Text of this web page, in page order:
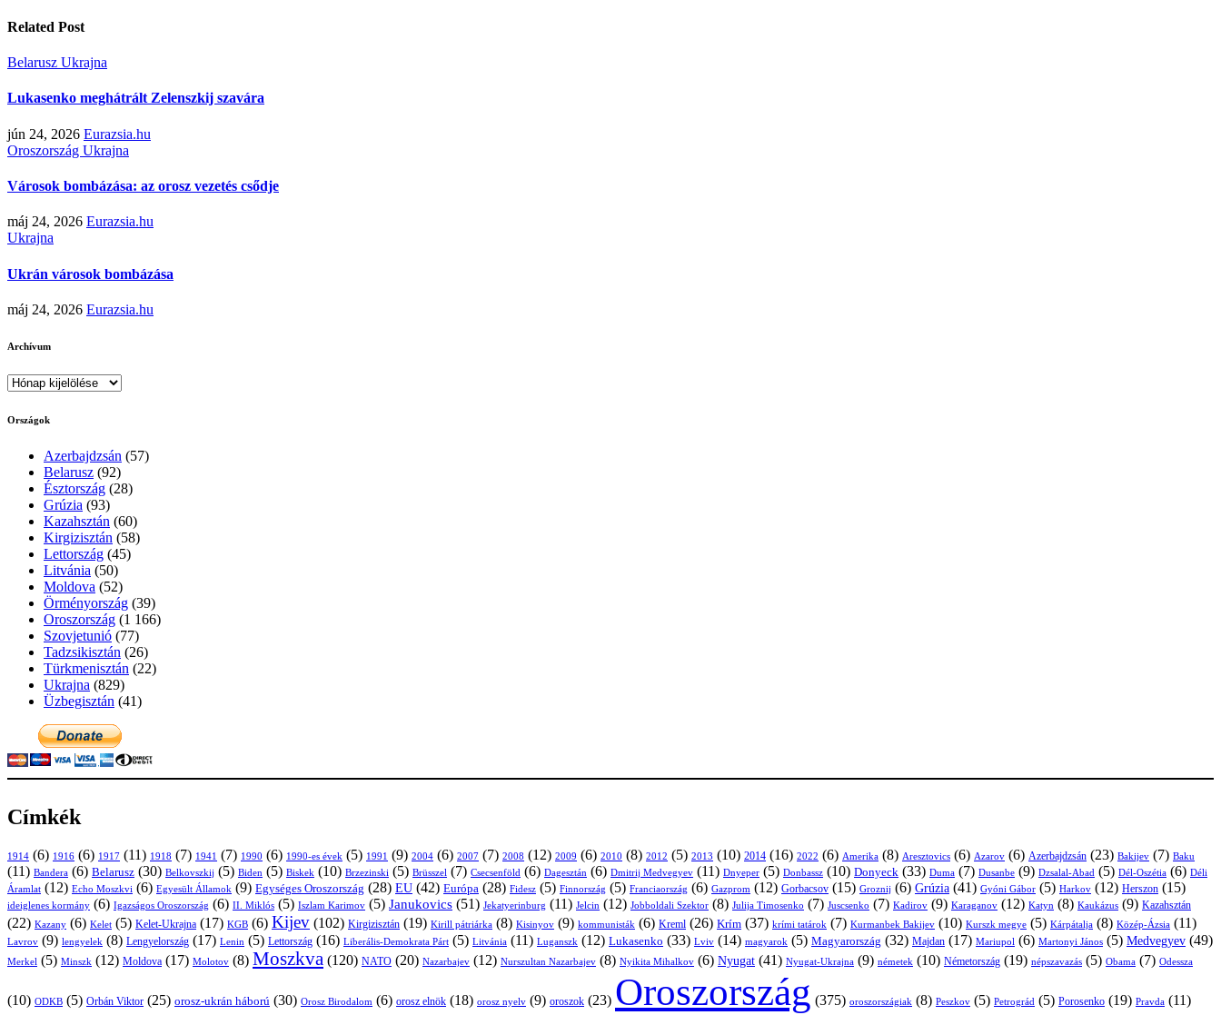
Related Post
Belarusz Ukrajna
Lukasenko meghátrált Zelenszkij szavára
jún 24, 2026 Eurazsia.hu
Oroszország Ukrajna
Városok bombázása: az orosz vezetés csődje
máj 24, 2026 Eurazsia.hu
Ukrajna
Ukrán városok bombázása
máj 24, 2026 Eurazsia.hu
Archívum
Archívum
Országok
Azerbajdzsán (57)
Belarusz (92)
Észtország (28)
Grúzia (93)
Kazahsztán (60)
Kirgizisztán (58)
Lettország (45)
Litvánia (50)
Moldova (52)
Örményország (39)
Oroszország (1 166)
Szovjetunió (77)
Tadzsikisztán (26)
Türkmenisztán (22)
Ukrajna (829)
Üzbegisztán (41)
Címkék
1914 (6) 1916 (6) 1917 (11) 1918 (7) 1941 (7) 1990 (6) 1990-es évek (5) 1991 (9) 2004 (6) 2007 (7) 2008 (12) 2009 (6) 2010 (8) 2012 (5) 2013 (10) 2014 (16) 2022 (6) Amerika (8) Aresztovics (6) Azarov (6) Azerbajdzsán (23) Bakijev (7) Baku
(11) Bandera (6) Belarusz (30) Belkovszkij (5) Biden (5) Biskek (10) Brzezinski (5) Brüsszel (7) Csecsenföld (6) Dagesztán (6) Dmitrij Medvegyev (11) Dnyeper (5) Donbassz (10) Donyeck (33) Duma (7) Dusanbe (9) Dzsalal-Abad (5) Dél-Oszétia (6) Déli
Áramlat (12) Echo Moszkvi (6) Egyesült Államok (9) Egységes Oroszország (28) EU (42) Európa (28) Fidesz (5) Finnország (5) Franciaország (6) Gazprom (12) Gorbacsov (15) Groznij (6) Grúzia (41) Gyóni Gábor (5) Harkov (12) Herszon (15)
ideiglenes kormány (6) Igazságos Oroszország (6) II. Miklós (5) Iszlam Karimov (5) Janukovics (51) Jekatyerinburg (11) Jelcin (12) Jobboldali Szektor (8) Julija Timosenko (7) Juscsenko (7) Kadirov (9) Karaganov (12) Katyn (8) Kaukázus (9) Kazahsztán
(22) Kazany (6) Kelet (5) Kelet-Ukrajna (17) KGB (6) Kijev (102) Kirgizisztán (19) Kirill pátriárka (8) Kisinyov (9) kommunisták (6) Kreml (26) Krím (37) krími tatárok (7) Kurmanbek Bakijev (10) Kurszk megye (5) Kárpátalja (8) Közép-Ázsia (11)
Lavrov (9) lengyelek (8) Lengyelország (17) Lenin (5) Lettország (16) Liberális-Demokrata Párt (5) Litvánia (11) Luganszk (12) Lukasenko (33) Lviv (14) magyarok (5) Magyarország (32) Majdan (17) Mariupol (6) Martonyi János (5) Medvegyev (49)
Merkel (5) Minszk (12) Moldova (17) Molotov (8) Moszkva (120) NATO (20) Nazarbajev (12) Nurszultan Nazarbajev (8) Nyikita Mihalkov (6) Nyugat (41) Nyugat-Ukrajna (9) németek (10) Németország (19) népszavazás (5) Obama (7) Odessza
(10) ODKB (5) Orbán Viktor (25) orosz-ukrán háború (30) Orosz Birodalom (6) orosz elnök (18) orosz nyelv (9) oroszok (23) Oroszország (375) oroszországiak (8) Peszkov (5) Petrográd (5) Porosenko (19) Pravda (11)